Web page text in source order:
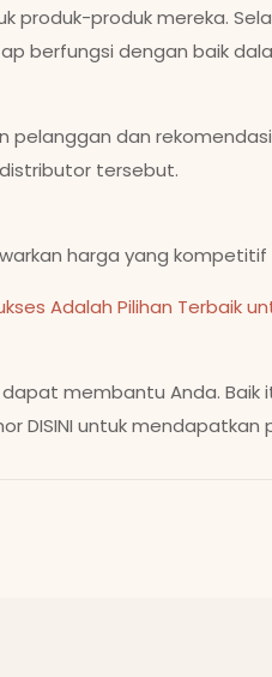
produk-produk mereka.
berfungsi dengan baik
pelanggan dan
tersebut.
harga yang kompetitif
Adalah Pilihan Terbaik
membantu Anda.
DISINI untuk mendapatkan